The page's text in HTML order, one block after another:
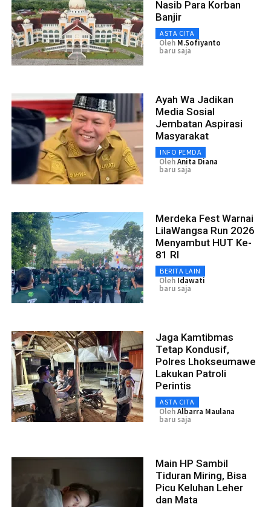
Nasib Para Korban
Banjir
ASTA CITA
Oleh M.Sofiyanto
baru saja
Ayah Wa Jadikan
Media Sosial
Jembatan Aspirasi
Masyarakat
INFO PEMDA
OlehAnita Diana
baru saja
Merdeka Fest Warnai
LilaWangsa Run 2026
Menyambut HUT Ke-
81 RI
BERITA LAIN
Oleh Idawati
baru saja
Jaga Kamtibmas
Tetap Kondusif,
Polres Lhokseumawe
Lakukan Patroli
Perintis
ASTA CITA
OlehAlbarra Maulana
baru saja
Main HP Sambil
Tiduran Miring, Bisa
Picu Keluhan Leher
dan Mata